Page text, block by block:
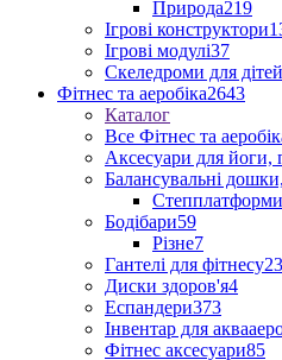
Природа219
Ігрові конструктори
Ігрові модулі37
Скеледроми для дітей
Фітнес та аеробіка2643
Каталог
Все Фітнес та
Аксесуари для йоги,
Балансувальні
Бодібари59
Різне7
Гантелі для фітнесу23
Диски здоров'я4
Еспандери373
Інвентар для
Фітнес аксесуари85